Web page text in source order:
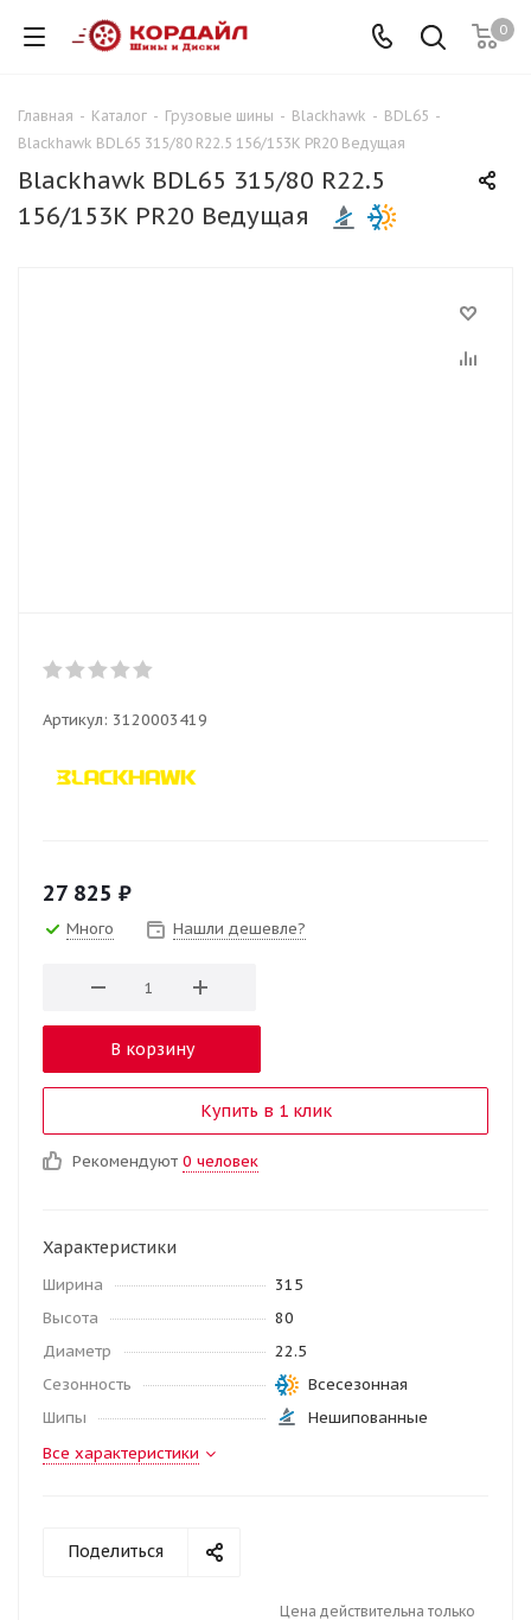
0
Главная - Каталог - Грузовые шины - Blackhawk - BDL65 -
Blackhawk BDL65 315/80 R22.5 156/153K PR20 Ведущая
Blackhawk BDL65 315/80 R22.5
156/153K PR20 Ведущая
Артикул: 3120003419
27 825 ₽
Много Нашли дешевле?
В корзину
Купить в 1 клик
Рекомендуют 0 человек
Характеристики
Ширина
315
Высота
80
Диаметр
22.5
Сезонность
Всесезонная
Шипы
Нешипованные
Все характеристики
Поделиться
Цена действительна только